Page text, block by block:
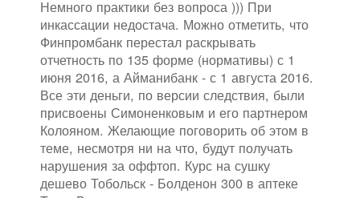
Немного практики без вопроса ))) При
инкассации недостача. Можно отметить, что
Финпромбанк перестал раскрывать
отчетность по 135 форме (нормативы) с 1
июня 2016, а Айманибанк - с 1 августа 2016.
Все эти деньги, по версии следствия, были
присвоены Симоненковым и его партнером
Колояном. Желающие поговорить об этом в
теме, несмотря ни на что, будут получать
нарушения за оффтоп. Курс на сушку
дешево Тобольск - Болденон 300 в аптеке